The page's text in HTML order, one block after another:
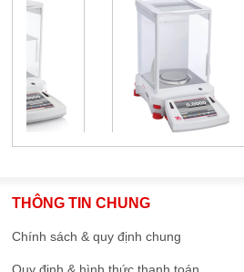
THÔNG TIN CHUNG
Chính sách & quy định chung